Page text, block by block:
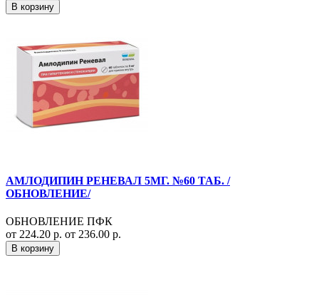
В корзину
АМЛОДИПИН РЕНЕВАЛ 5МГ. №60 ТАБ. /
ОБНОВЛЕНИЕ/
ОБНОВЛЕНИЕ ПФК
от 224.20 р. от 236.00 р.
В корзину